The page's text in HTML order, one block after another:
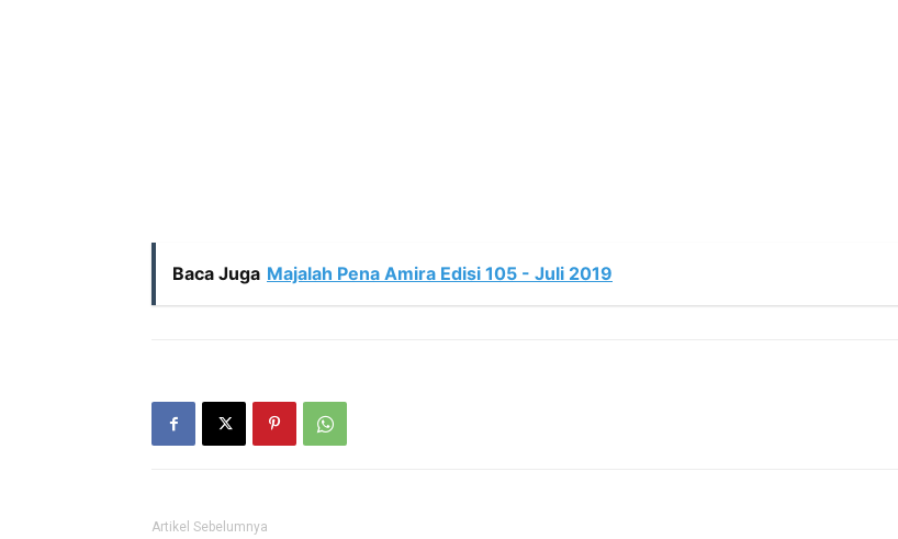
Baca Juga Majalah Pena Amira Edisi 105 - Juli 2019
Artikel Sebelumnya